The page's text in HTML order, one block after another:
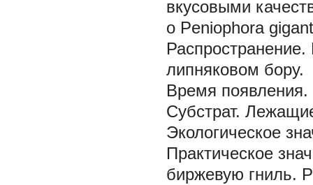
вкусовыми
о Peniophora
Распространение.
липняковом бору.
Время появления.
Субстрат.
Экологическое
Практическое
биржевую гниль.